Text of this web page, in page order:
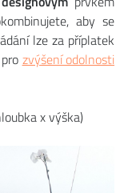
aby se
lze za příplatek
zvýšení odolnosti
x výška)